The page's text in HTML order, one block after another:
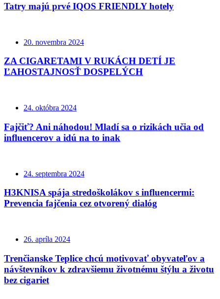
Tatry majú prvé IQOS FRIENDLY hotely
20. novembra 2024
ZA CIGARETAMI V RUKÁCH DETÍ JE
ĽAHOSTAJNOSŤ DOSPELÝCH
24. októbra 2024
Fajčiť? Ani náhodou! Mladí sa o rizikách učia od
influencerov a idú na to inak
24. septembra 2024
H3KNISA spája stredoškolákov s influencermi:
Prevencia fajčenia cez otvorený dialóg
26. apríla 2024
Trenčianske Teplice chcú motivovať obyvateľov a
návštevníkov k zdravšiemu životnému štýlu a životu
bez cigariet